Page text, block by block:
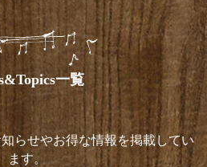
一覧
らせやお得な情報を掲載してい
ます。